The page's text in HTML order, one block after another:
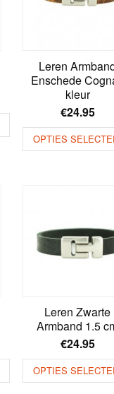
Leren
Enschede
kleur
€24.95
OPTIES
Leren Zwarte
Armband 1.5
€24.95
OPTIES